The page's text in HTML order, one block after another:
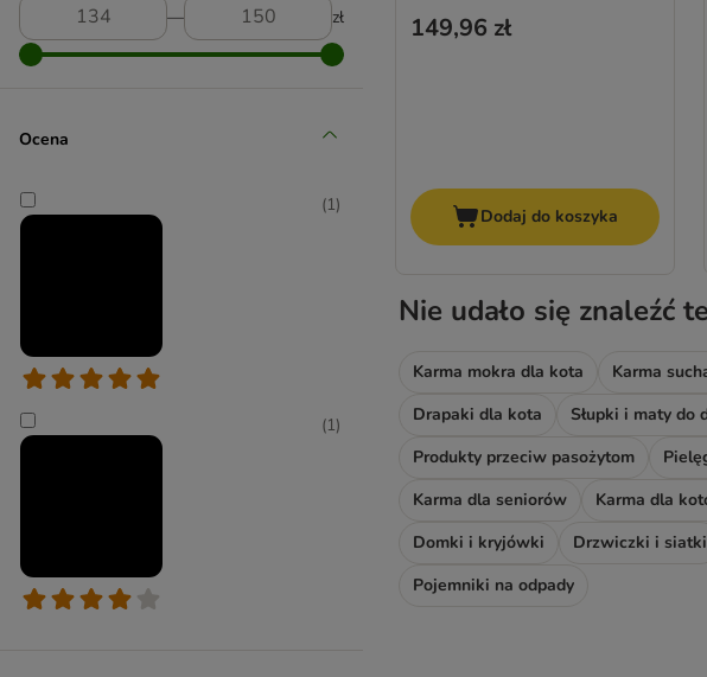
― zł
Ocena
(1)
(1)
149,96 zł
Dodaj do koszyka
Nie udało się znaleźć
Karma mokra dla kota Karma
Drapaki dla kota
Słupki i maty do
Produkty przeciw pasożytom
Karma dla seniorów
Karma dla
Domki i kryjówki
Drzwiczki i siatki
Pojemniki na odpady